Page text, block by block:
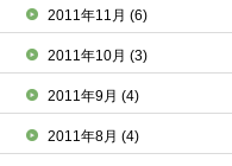
2011年11月(6)
2011年10月(3)
2011年9月(4)
2011年8月(4)